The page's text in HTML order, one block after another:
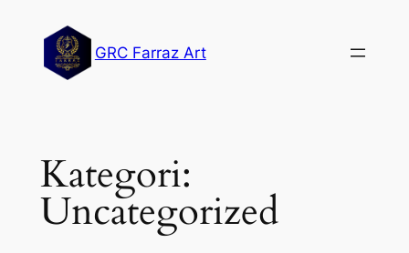
konten
GRC Farraz Art
Kategori:
Uncategorized